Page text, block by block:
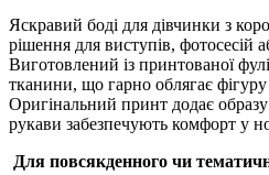
Яскравий боді для дівчинки з
рішення для виступів, фотосесій
Виготовлений із принтованої
тканини, що гарно облягає фігуру
Оригінальний принт додає образу
рукави забезпечують комфорт у
Для повсякденного чи